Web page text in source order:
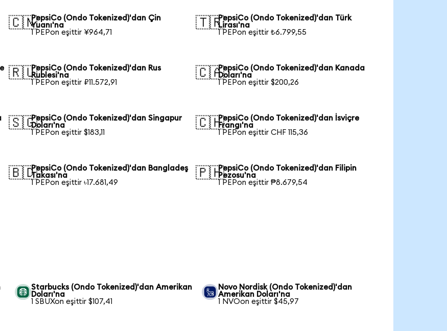
🇨🇳PepsiCo (Ondo Tokenized)'dan Çin
Yuanı'na
1 PEPon eşittir ¥964,71
🇹🇷PepsiCo (Ondo Tokenized)'dan Türk
Lirası'na
1 PEPon eşittir ₺6.799,55
🇷🇺PepsiCo (Ondo Tokenized)'dan Rus
Rublesi'na
1 PEPon eşittir ₽11.572,91
🇨🇦PepsiCo (Ondo Tokenized)'dan Kanada
Doları'na
1 PEPon eşittir $200,26
🇸🇬PepsiCo (Ondo Tokenized)'dan Singapur
Doları'na
1 PEPon eşittir $183,11
🇨🇭PepsiCo (Ondo Tokenized)'dan İsviçre
Frangı'na
1 PEPon eşittir CHF 115,36
🇧🇩PepsiCo (Ondo Tokenized)'dan Bangladeş
Takası'na
1 PEPon eşittir ৳17.681,49
🇵🇭PepsiCo (Ondo Tokenized)'dan Filipin
Pezosu'na
1 PEPon eşittir ₱8.679,54
Starbucks (Ondo Tokenized)'dan Amerikan
Doları'na
1 SBUXon eşittir $107,41
Novo Nordisk (Ondo Tokenized)'dan
Amerikan Doları'na
1 NVOon eşittir $45,97